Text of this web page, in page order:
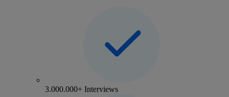
3.000.000+ Interviews